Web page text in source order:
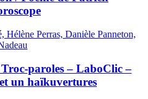
Perras, Danièle Panneton,
paroles – LaboClic –
un haïkuvertures